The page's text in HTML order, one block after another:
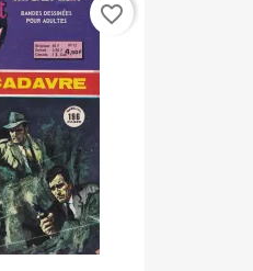
favorite_border